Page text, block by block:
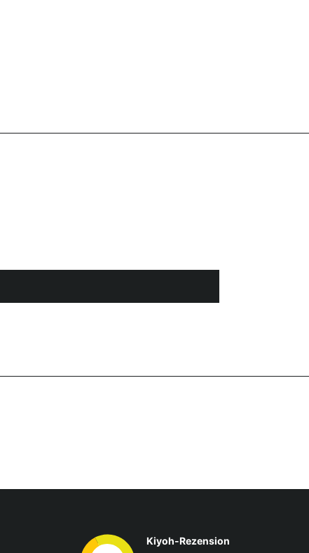
Kiyoh-Rezension